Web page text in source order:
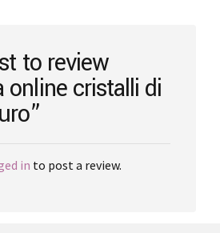
to review
online cristalli di
in to post a review.